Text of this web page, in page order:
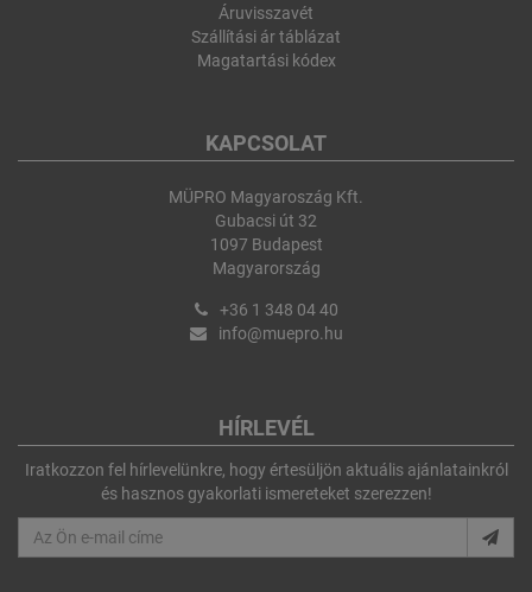
Áruvisszavét
Szállítási ár táblázat
Magatartási kódex
KAPCSOLAT
MÜPRO Magyaroszág Kft.
Gubacsi út 32
1097 Budapest
Magyarország
+36 1 348 04 40
info@muepro.hu
HÍRLEVÉL
Iratkozzon fel hírlevelünkre, hogy értesüljön aktuális ajánlatainkról
és hasznos gyakorlati ismereteket szerezzen!